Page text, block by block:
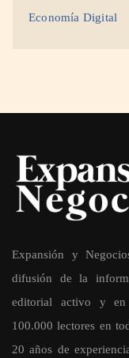
Economía Digital
Expansión y
difusión de la
editorial activo y en
100.000 lectores en
20 años de